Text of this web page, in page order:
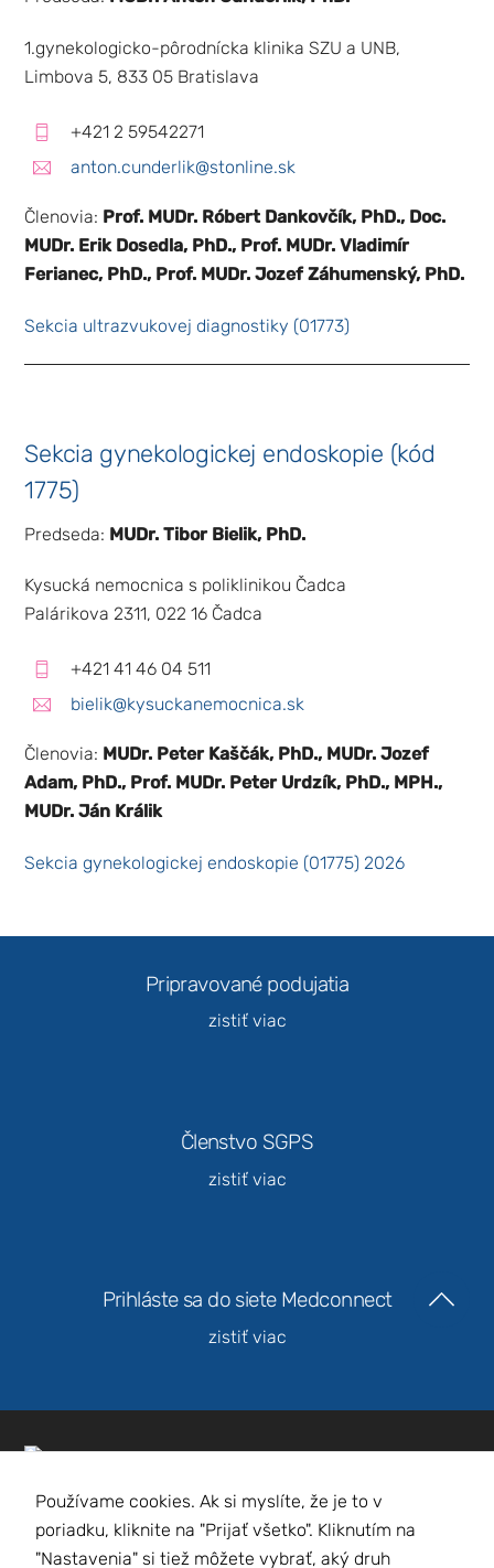
1.gynekologicko-pôrodnícka klinika SZU a UNB,
Limbova 5, 833 05 Bratislava
+421 2 59542271
anton.cunderlik@stonline.sk
Členovia: Prof. MUDr. Róbert Dankovčík, PhD., Doc.
MUDr. Erik Dosedla, PhD., Prof. MUDr. Vladimír
Ferianec, PhD., Prof. MUDr. Jozef Záhumenský, PhD.
Sekcia ultrazvukovej diagnostiky (01773)
Sekcia gynekologickej endoskopie (kód
1775)
Predseda: MUDr. Tibor Bielik, PhD.
Kysucká nemocnica s poliklinikou Čadca
Palárikova 2311, 022 16 Čadca
+421 41 46 04 511
bielik@kysuckanemocnica.sk
Členovia: MUDr. Peter Kaščák, PhD., MUDr. Jozef
Adam, PhD., Prof. MUDr. Peter Urdzík, PhD., MPH.,
MUDr. Ján Králik
Sekcia gynekologickej endoskopie (01775) 2026
Pripravované podujatia
zistiť viac
Členstvo SGPS
zistiť viac
Prihláste sa do siete Medconnect
zistiť viac
spoločnosť
Používame cookies. Ak si myslíte, že je to v
poriadku, kliknite na "Prijať všetko". Kliknutím na
"Nastavenia" si tiež môžete vybrať, aký druh